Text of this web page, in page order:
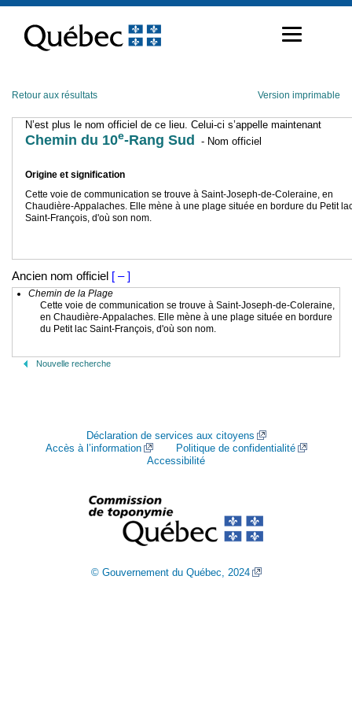
contenu
Retour aux résultats Version imprimable
N’est plus le nom officiel de ce lieu. Celui-ci s’appelle maintenant
Chemin du 10e-Rang Sud - Nom officiel
Origine et signification
Cette voie de communication se trouve à Saint-Joseph-de-Coleraine, en
Chaudière-Appalaches. Elle mène à une plage située en bordure du Petit
Saint-François, d'où son nom.
Ancien nom officiel [ – ]
Chemin de la Plage
Cette voie de communication se trouve à Saint-Joseph-de-Coleraine,
en Chaudière-Appalaches. Elle mène à une plage située en bordure
du Petit lac Saint-François, d'où son nom.
Nouvelle recherche
Déclaration de services aux citoyens
Accès à l’information
Politique de confidentialité
Accessibilité
© Gouvernement du Québec, 2024